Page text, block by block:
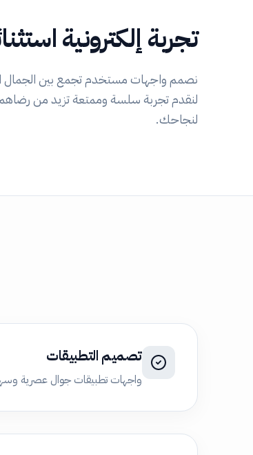
تجربة إلكترونية
نصمم واجهات مستخدم تجمع بين الجمال
لنقدم تجربة سلسة وممتعة تزيد من
لنجاحك.
تصميم التطبيقات
واجهات تطبيقات جوال عصرية